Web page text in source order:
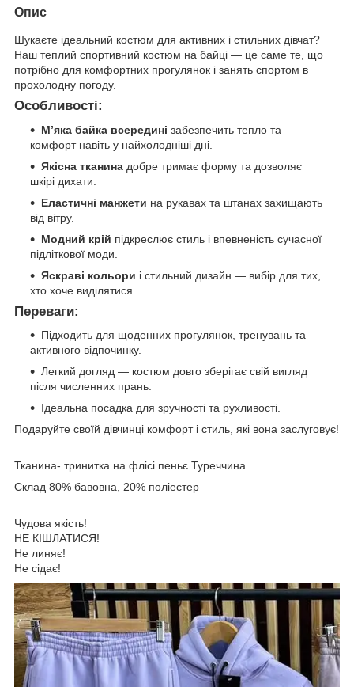
Опис
Шукаєте ідеальний костюм для активних і стильних дівчат?
Наш теплий спортивний костюм на байці — це саме те, що
потрібно для комфортних прогулянок і занять спортом в
прохолодну погоду.
Особливості:
М’яка байка всередині забезпечить тепло та
комфорт навіть у найхолодніші дні.
Якісна тканина добре тримає форму та дозволяє
шкірі дихати.
Еластичні манжети на рукавах та штанах захищають
від вітру.
Модний крій підкреслює стиль і впевненість сучасної
підліткової моди.
Яскраві кольори і стильний дизайн — вибір для тих,
хто хоче виділятися.
Переваги:
Підходить для щоденних прогулянок, тренувань та
активного відпочинку.
Легкий догляд — костюм довго зберігає свій вигляд
після численних прань.
Ідеальна посадка для зручності та рухливості.
Подаруйте своїй дівчинці комфорт і стиль, які вона заслуговує!
Тканина- тринитка на флісі пеньє Туреччина
Склад 80% бавовна, 20% поліестер
Чудова якість!
НЕ КІШЛАТИСЯ!
Не линяє!
Не сідає!